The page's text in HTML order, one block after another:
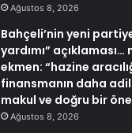
Ağustos 8, 2026
Bahçeli’nin yeni
yardımı”
ekmen: “hazine
finansmanın daha adil
makul ve doğru bir
Ağustos 8, 2026